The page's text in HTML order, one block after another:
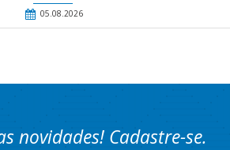
05.08.2026
novidades! Cadastre-se.